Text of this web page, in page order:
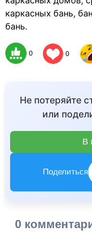
каркасных бань,
бань.
0 0
Не потеряйте
или
В
Поделиться
0